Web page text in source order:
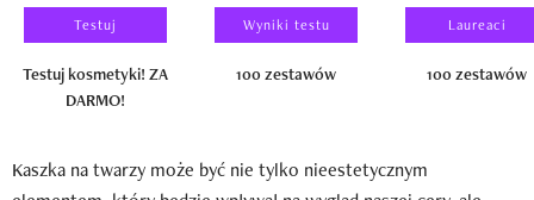
Testuj
Testuj kosmetyki! ZA
DARMO!
Wyniki testu
100 zestawów
Laureaci
100 zestawów
Kaszka na twarzy może być nie tylko nieestetycznym